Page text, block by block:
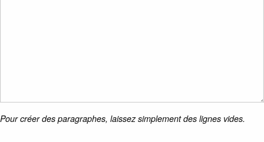
Pour créer des paragraphes, laissez simplement des lignes vides.